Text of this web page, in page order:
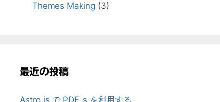
Themes Making (3)
最近の投稿
Astro.js で PDF.js を利用する